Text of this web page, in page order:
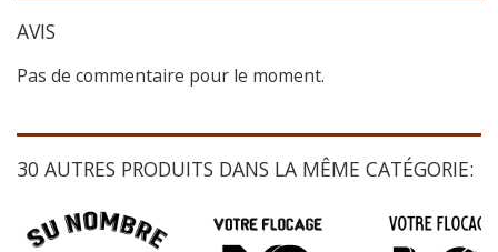
AVIS
Pas de commentaire pour le moment.
30 AUTRES PRODUITS DANS LA MÊME CATÉGORIE: